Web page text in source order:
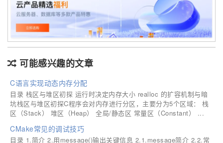
可能感兴趣的文章
C语言实现动态内存分配
目录 栈区与堆区初探 运行时决定内存大小 realloc 的扩容机制与暗
坑栈区与堆区初探C程序会对内存进行分区，主要分为5个区域： 栈
区（Stack） 堆区（Heap） 全局/静态区 常量区（Constant） ...
CMake常见的调试技巧
目录 1.简介 2.用message()输出关键信息 2.1.message简介 2.2.常